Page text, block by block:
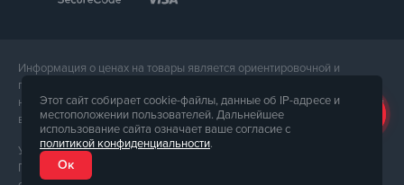
Информация о ценах на товары является ориентировочной и
предоставляется для справки. Точная стоимость товара будет
названа менеджером магазина при подтверждении заказа. Внешний
вид и комплектация товара может отличаться от его фотографии.
Услуги предоставляет ФЛП Тюпа Петр Павлович, ИПН 2770105454.
Политика конфиденциальности доступна по
Этот сайт собирает cookie-файлы, данные об IP-адресе и
местоположении пользователей. Дальнейшее
использование сайта означает ваше согласие с
политикой конфиденциальности.
Ок